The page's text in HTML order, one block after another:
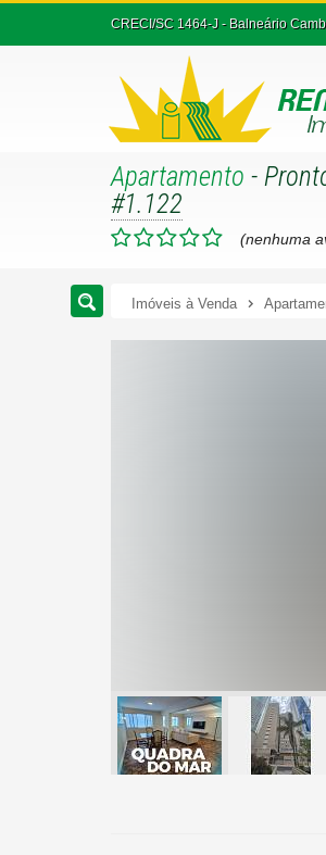
CRECI/SC 1464-J - Balneário
Apartamento -
#1.122
(nenhuma
Imóveis à Venda